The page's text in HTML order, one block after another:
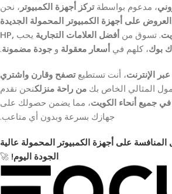
، مدعوم بواسطةتركز أجهزة الكمبيوتر ، نحن
على أجهزة الكمبيوتر المحمولة الجديدة
. تسوق من أفضل العلامات التجارية يحب HP,
، كلهم في أسعار معقولة و جودة مضمونة.
الإنترنت، أنت تستطيعتصفح وقارن واشتري
المثالي الخاص بك من راحة منزلكنحن نقدم
جميع أنحاء الكويت، مما يضمن حصولك على
جهازك بسرعة وبدون أي متاعب.
على أجهزة الكمبيوتر المحمولة عالية
الجودة اليوم! 🚀